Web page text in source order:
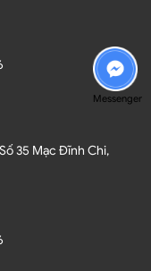
35 Mạc Đĩnh Chi,
Messenger